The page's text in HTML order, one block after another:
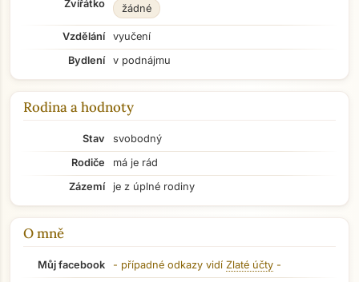
Zvířátko
žádné
Vzdělání
vyučení
Bydlení
v podnájmu
Rodina a hodnoty
Stav
svobodný
Rodiče
má je rád
Zázemí
je z úplné rodiny
O mně
Můj facebook - případné odkazy vidí Zlaté účty -